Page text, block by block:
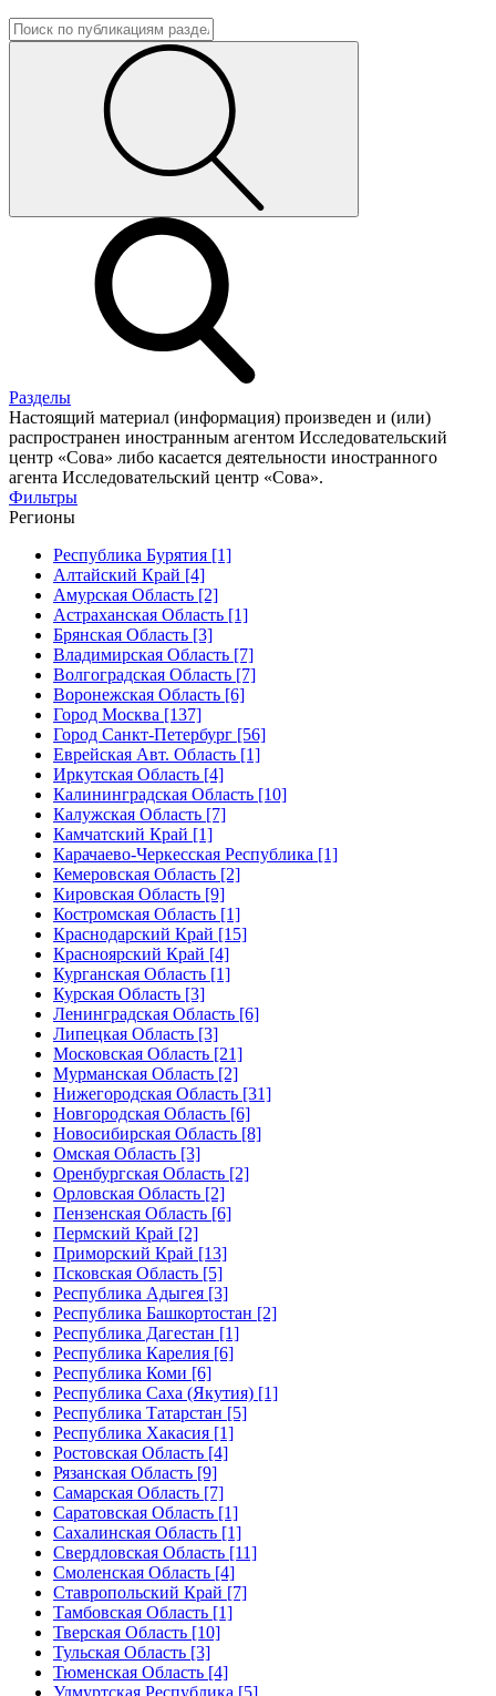
Разделы
Настоящий материал (информация) произведен и (или)
распространен иностранным агентом Исследовательский
центр «Сова» либо касается деятельности иностранного
агента Исследовательский центр «Сова».
Фильтры
Регионы
Республика Бурятия [1]
Алтайский Край [4]
Амурская Область [2]
Астраханская Область [1]
Брянская Область [3]
Владимирская Область [7]
Волгоградская Область [7]
Воронежская Область [6]
Город Москва [137]
Город Санкт-Петербург [56]
Еврейская Авт. Область [1]
Иркутская Область [4]
Калининградская Область [10]
Калужская Область [7]
Камчатский Край [1]
Карачаево-Черкесская Республика [1]
Кемеровская Область [2]
Кировская Область [9]
Костромская Область [1]
Краснодарский Край [15]
Красноярский Край [4]
Курганская Область [1]
Курская Область [3]
Ленинградская Область [6]
Липецкая Область [3]
Московская Область [21]
Мурманская Область [2]
Нижегородская Область [31]
Новгородская Область [6]
Новосибирская Область [8]
Омская Область [3]
Оренбургская Область [2]
Орловская Область [2]
Пензенская Область [6]
Пермский Край [2]
Приморский Край [13]
Псковская Область [5]
Республика Адыгея [3]
Республика Башкортостан [2]
Республика Дагестан [1]
Республика Карелия [6]
Республика Коми [6]
Республика Саха (Якутия) [1]
Республика Татарстан [5]
Республика Хакасия [1]
Ростовская Область [4]
Рязанская Область [9]
Самарская Область [7]
Саратовская Область [1]
Сахалинская Область [1]
Свердловская Область [11]
Смоленская Область [4]
Ставропольский Край [7]
Тамбовская Область [1]
Тверская Область [10]
Тульская Область [3]
Тюменская Область [4]
Удмуртская Республика [5]